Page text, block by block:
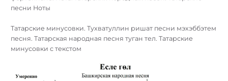
песни Ноты
Татарские минусовки. Тухватуллин ришат песни мэхэббэтем
песня. Татарская народная песня туган тел. Татарские
минусовки с текстом